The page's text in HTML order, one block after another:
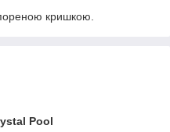
кришкою.
Pool